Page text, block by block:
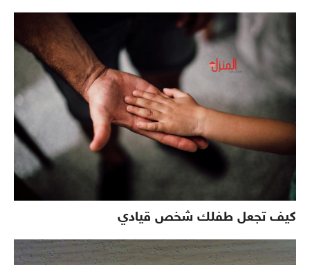
كيف تجعل طفلك شخص قيادي